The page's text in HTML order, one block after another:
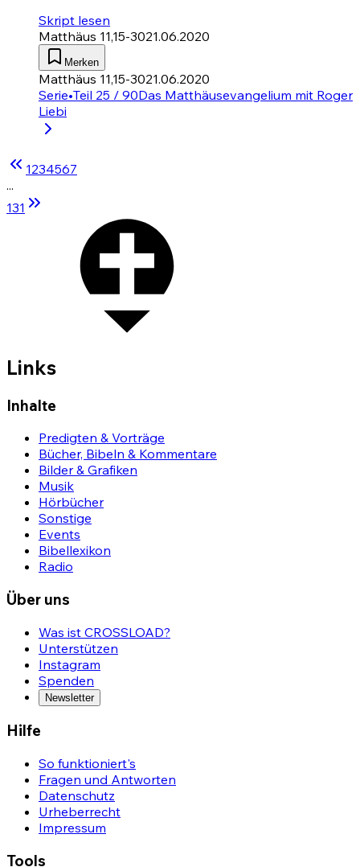
Skript lesen
Matthäus 11,15-3021.06.2020
Merken
Matthäus 11,15-3021.06.2020
Serie•Teil 25 / 90Das Matthäusevangelium mit Roger
Liebi
1234567
...
131
Links
Inhalte
Predigten & Vorträge
Bücher, Bibeln & Kommentare
Bilder & Grafiken
Musik
Hörbücher
Sonstige
Events
Bibellexikon
Radio
Über uns
Was ist CROSSLOAD?
Unterstützen
Instagram
Spenden
Newsletter
Hilfe
So funktioniert's
Fragen und Antworten
Datenschutz
Urheberrecht
Impressum
Tools